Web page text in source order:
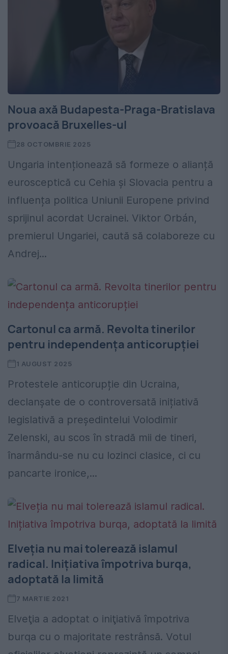
Noua axă Budapesta-Praga-Bratislava
provoacă Bruxelles-ul
28 OCTOMBRIE 2025
Ungaria intenționează să formeze o alianță
eurosceptică cu Cehia și Slovacia pentru a
influența politica Uniunii Europene privind
sprijinul acordat Ucrainei. Viktor Orbán,
premierul Ungariei, caută să colaboreze cu
Andrej...
Cartonul ca armă. Revolta tinerilor
pentru independența anticorupției
1 AUGUST 2025
Protestele anticorupție din Ucraina,
declanșate de o controversată inițiativă
legislativă a președintelui Volodimir
Zelenski, au scos în stradă mii de tineri,
înarmându-se nu cu lozinci clasice, ci cu
pancarte ironice,...
Elveția nu mai tolerează islamul
radical. Inițiativa împotriva burqa,
adoptată la limită
7 MARTIE 2021
Elveţia a adoptat o iniţiativă împotriva
burqa cu o majoritate restrânsă. Votul